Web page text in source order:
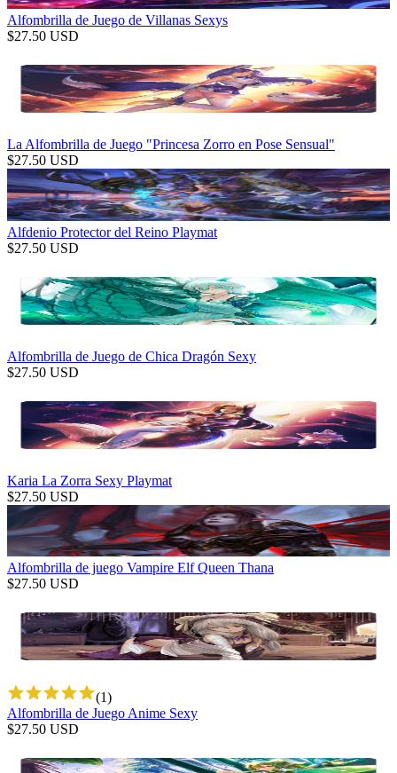
Alfombrilla de Juego de Villanas Sexys
$27.50 USD
La Alfombrilla de Juego "Princesa Zorro en Pose Sensual"
$27.50 USD
Alfdenio Protector del Reino Playmat
$27.50 USD
Alfombrilla de Juego de Chica Dragón Sexy
$27.50 USD
Karia La Zorra Sexy Playmat
$27.50 USD
Alfombrilla de juego Vampire Elf Queen Thana
$27.50 USD
(1)
Alfombrilla de Juego Anime Sexy
$27.50 USD